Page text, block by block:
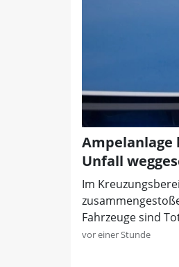
Ampelanlage
Unfall
Im
Fahrzeuge sind
vor einer Stunde